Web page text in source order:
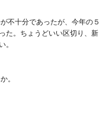
不十分であったが、今年の５
た。ちょうどいい区切り、新
。
。